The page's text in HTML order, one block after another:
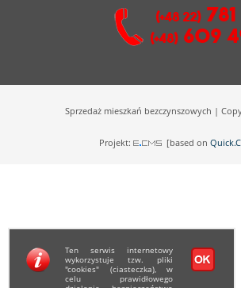
Ten serwis internetowy
wykorzystuje tzw. pliki
"cookies" (ciasteczka), w
celu prawidłowego
(+48 22)
(+48)609
Sprzedaż mieszkań bezczynszowych |
Projekt: [based on